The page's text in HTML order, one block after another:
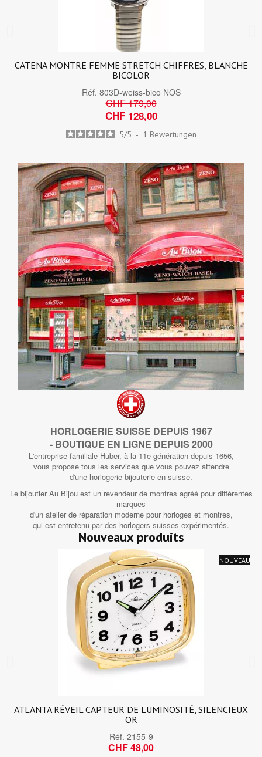
CATENA MONTRE FEMME STRETCH CHIFFRES, BLANCHE
BICOLOR
Réf. 803D-weiss-bico NOS
CHF 179,00
CHF 128,00
5/5 - 1 Bewertungen
HORLOGERIE SUISSE DEPUIS 1967
- BOUTIQUE EN LIGNE DEPUIS 2000
L'entreprise familiale Huber, à la 11e génération depuis 1656,
vous propose tous les services que vous pouvez attendre
d'une horlogerie bijouterie en suisse.
Le bijoutier Au Bijou est un revendeur de montres agréé pour différentes
marques
d'un atelier de réparation moderne pour horloges et montres,
qui est entretenu par des horlogers suisses expérimentés.
Nouveaux produits
NOUVEAU
ATLANTA RÉVEIL CAPTEUR DE LUMINOSITÉ, SILENCIEUX
OR
Réf. 2155-9
CHF 48,00